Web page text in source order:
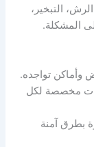
التبخير،
المشكلة.
وأماكن تواجده.
مخصصة لكل
بطرق آمنة